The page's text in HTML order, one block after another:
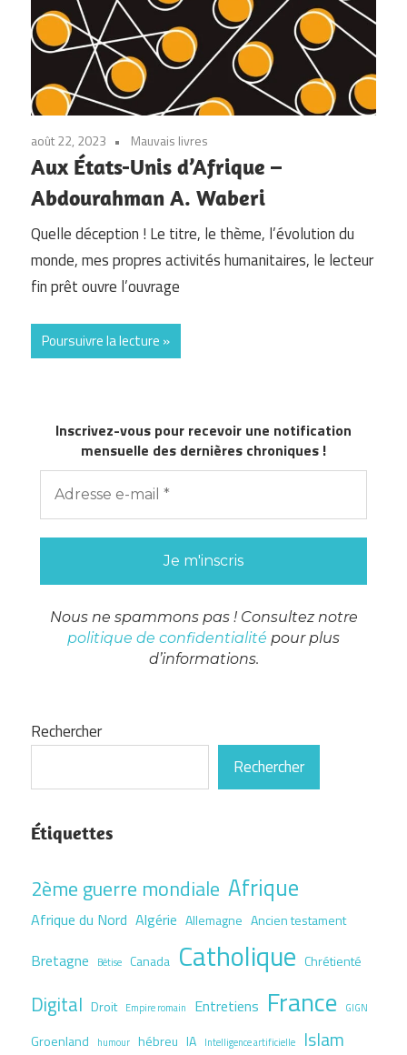
août 22, 2023 Mauvais livres
Aux États-Unis d’Afrique –
Abdourahman A. Waberi
Quelle déception ! Le titre, le thème, l’évolution du
monde, mes propres activités humanitaires, le lecteur
fin prêt ouvre l’ouvrage
Poursuivre la lecture
Inscrivez-vous pour recevoir une notification
mensuelle des dernières chroniques !
Nous ne spammons pas ! Consultez notre
politique de confidentialité pour plus
d’informations.
Rechercher
Rechercher
Étiquettes
2ème guerre mondiale Afrique
Afrique du Nord Algérie Allemagne Ancien testament
Bretagne Bêtise Canada Catholique Chrétienté
Digital Droit Empire romain Entretiens France GIGN
Groenland humour hébreu IA Intelligence artificielle Islam